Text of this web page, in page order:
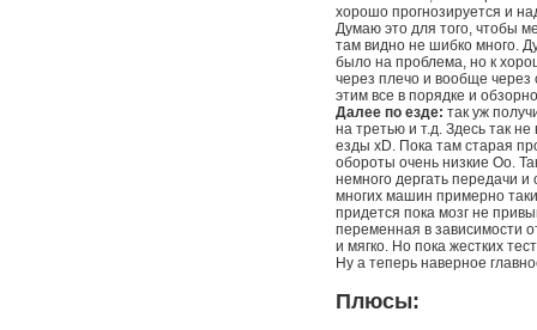
хорошо прогнозируется и
Думаю это для того, чтобы
там видно не шибко много.
было на проблема, но к
через плечо и вообще через
этим все в порядке и
Далее по езде: так уж
на третью и т.д. Здесь так
езды xD. Пока там старая
обороты очень низкие Оо.
немного дергать передачи
многих машин примерно
придется пока мозг не
переменная в зависимости
и мягко. Но пока жестких
Ну а теперь наверное
Плюсы: